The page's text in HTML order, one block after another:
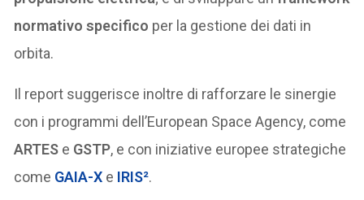
normativo specifico per la gestione dei dati in
orbita.
Il report suggerisce inoltre di rafforzare le sinergie
con i programmi dell’European Space Agency, come
ARTES e GSTP, e con iniziative europee strategiche
come GAIA-X e IRIS².